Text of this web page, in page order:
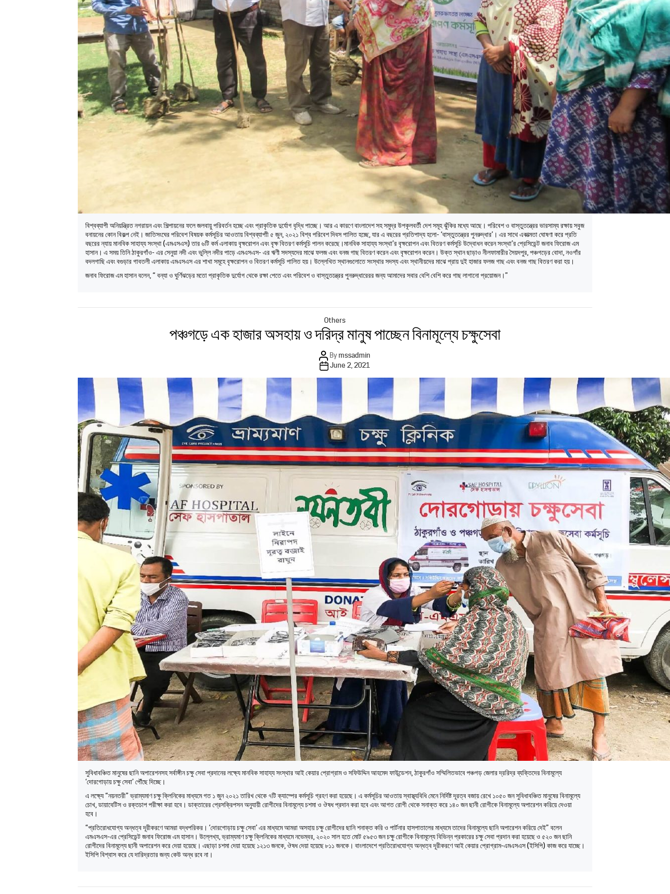
বিশ্বব্যাপী অনিয়ন্ত্রিত নগরায়ন এবং শিল্পায়নের ফলে জলবায়ু পরিবর্তন হচ্ছে এবং প্রাকৃতিক দুর্যোগ বৃদ্ধি পাচ্ছে। আর এ কারণে বাংলাদেশ সহ সমুদ্র উপকূলবর্তী দেশ সমূহ ঝুঁকির মধ্যে আছে। পরিবেশ ও বাস্তুতন্ত্রের ভারসাম্য রক্ষায় সবুজ
বনায়নের কোন বিকল্প নেই। জাতিসংঘের পরিবেশ বিষয়ক কর্মসূচির আওতায় বিশ্বব্যাপাী ৫ জুন, ২০২১ বিশ্ব পরিবেশ দিবস পালিত হচ্ছে, যার এ বছরের প্রতিপাদ্য হলো- ‘বাস্তুতন্ত্রের পুনরুদ্ধার’। এর সাথে একাত্মতা ঘোষণা করে প্রতি
বছরের ন্যায় মানবিক সাহায্য সংস্থা (এমএসএস) তার ৬টি কর্ম এলাকায় বৃক্ষরোপন এবং বৃক্ষ বিতরণ কর্মসূচি পালন করেছে।মানবিক সাহায্য সংস্থা’র বৃক্ষরোপন এবং বিতরণ কর্মসূচি উদ্বোধন করেন সংস্থা’র প্রেসিডেন্ট জনাব ফিরোজ এম
হাসান। এ সময় তিনি ঠাকুরগাঁও- এর সেনুয়া নদী এবং ভুল্লি নদীর পাড়ে এমএসএস- এর ঋণী সদস্যদের মাঝে ফলজ এবং বনজ গাছ বিতরণ করেন এবং বৃক্ষরোপন করেন। উক্ত স্থান ছাড়াও নীলফামারীর সৈয়দপুর, পঞ্চগড়ের বোদা, নওগাঁর
বদলগাছি এবং বগুড়ার গাবতলী এলাকায় এমএসএস এর শাখা সমূহে বৃক্ষরোপন ও বিতরণ কর্মসূচি পালিত হয়। উল্লেখিত স্থানগুলোতে সংস্থার সদস্য এবং স্থানীয়দের মাঝে প্রায় দুই হাজার ফলজ গাছ এবং বনজ গাছ বিতরণ করা হয়।
জনাব ফিরোজ এম হাসান বলেন, “ বন্যা ও ঘুর্ণিঝড়ের মতো প্রাকৃতিক দুর্যোগ থেকে রক্ষা পেতে এবং পরিবেশ ও বাস্তুতন্ত্রের পুনরুদ্ধারেরর জন্য আমাদের সবার বেশি বেশি করে গাছ লাগানো প্রয়োজন।”
Categories
Others
পঞ্চগড়ে এক হাজার অসহায় ও দরিদ্র মানুষ পাচ্ছেন বিনামূল্যে চক্ষুসেবা
Post
author
Bymssadmin
PostJune 2, 2021
সুবিধাবঞ্চিত মানুষের ছানি অপারেশনসহ সর্বাঙ্গীন চক্ষু সেবা প্রদানের লক্ষ্যে মানবিক সাহায্য সংস্থার আই কেয়ার প্রোগ্রাম ও সফিউদ্দিন আহমেদ ফাউন্ডেশন, ঠাকুরগাঁও সম্মিলিতভাবে পঞ্চগড় জেলার দ্ররিদ্র ব্যক্তিদের বিনামূল্যে
‘দোরগোড়ায় চক্ষু সেবা’ পৌঁছে দিচ্ছে।
এ লক্ষ্যে “নয়নতরী” ভ্রাম্যমাণ চক্ষু ক্লিনিকের মাধ্যমে গত ১ জুন ২০২১ তারিখ থেকে ৭টি ক্যাম্পের কর্মসূচি গ্রহণ করা হয়েছে। এ কর্মসূচির আওতায় স্বাস্থ্যবিধি মেনে নির্দিষ্ট দূরত্ব বজায় রেখে ১০৫০ জন সুবিধাবঞ্চিত মানুষের বিনামূল্যে
চোখ, ডায়াবেটিস ও রক্তচাপ পরীক্ষা করা হবে। ডাক্তারের প্রেসক্রিপসন অনুযায়ী রোগীদের বিনামূল্যে চশমা ও ঔষধ প্রদান করা হবে এবং আগত রোগী থেকে সনাক্ত করে ১৪০ জন ছানী রোগীকে বিনামূল্যে অপারেশন করিয়ে দেওয়া
হবে।
“প্রতিরোধযোগ্য অন্ধত্ব দূরীকরণে আমরা বদ্ধপরিকর। ‘দোরগোড়ায় চক্ষু সেবা’ এর মাধ্যমে আমরা অসহায় চক্ষু রোগীদের ছানি শনাক্ত করি ও পার্টনার হাসপাতালের মাধ্যমে তাদের বিনামূল্যে ছানি অপারেশন করিয়ে দেই” বলেন
এমএসএস-এর প্রেসিডেন্ট জনাব ফিরোজ এম হাসান। উল্লেখ্য, ভ্রাম্যমাণ চক্ষু ক্লিনিকের মাধ্যমে নভেম্বর, ২০২০ সাল হতে মোট ৫৯৫৩ জন চক্ষু রোগীকে বিনামূল্যে বিভিন্ন প্রকারের চক্ষু সেবা প্রদান করা হয়েছে ও ৫২০ জন ছানি
রোগীদের বিনামূল্যে ছানী অপারেশন করে দেয়া হয়েছে। এছাড়া চশমা দেয়া হয়েছে ১২১৩ জনকে, ঔষধ দেয়া হয়েছে ৮১১ জনকে। বাংলাদেশে প্রতিরোধযোগ্য অন্ধত্ব দূরীকরণে আই কেয়ার প্রোগ্রাম-এমএসএস (ইসিপি) কাজ করে যাচ্ছে।
ইসিপি বিশ্বাস করে যে দারিদ্রতার জন্য কেউ অন্ধ রবে না।